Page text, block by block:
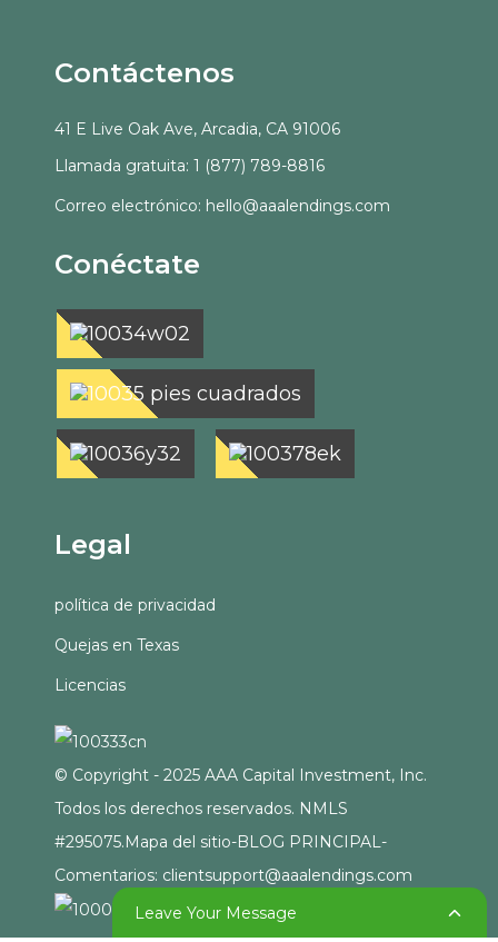
Contáctenos
41 E Live Oak Ave, Arcadia, CA 91006
Llamada gratuita: 1 (877) 789-8816
Correo electrónico: hello@aaalendings.com
Conéctate
Legal
política de privacidad
Quejas en Texas
Licencias
© Copyright - 2025 AAA Capital Investment, Inc.
Todos los derechos reservados. NMLS
#295075.Mapa del sitio-BLOG PRINCIPAL-
Comentarios: clientsupport@aaalendings.com
Leave Your Message